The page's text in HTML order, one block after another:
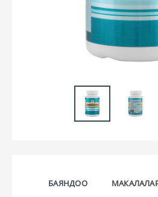
БАЯНДОО